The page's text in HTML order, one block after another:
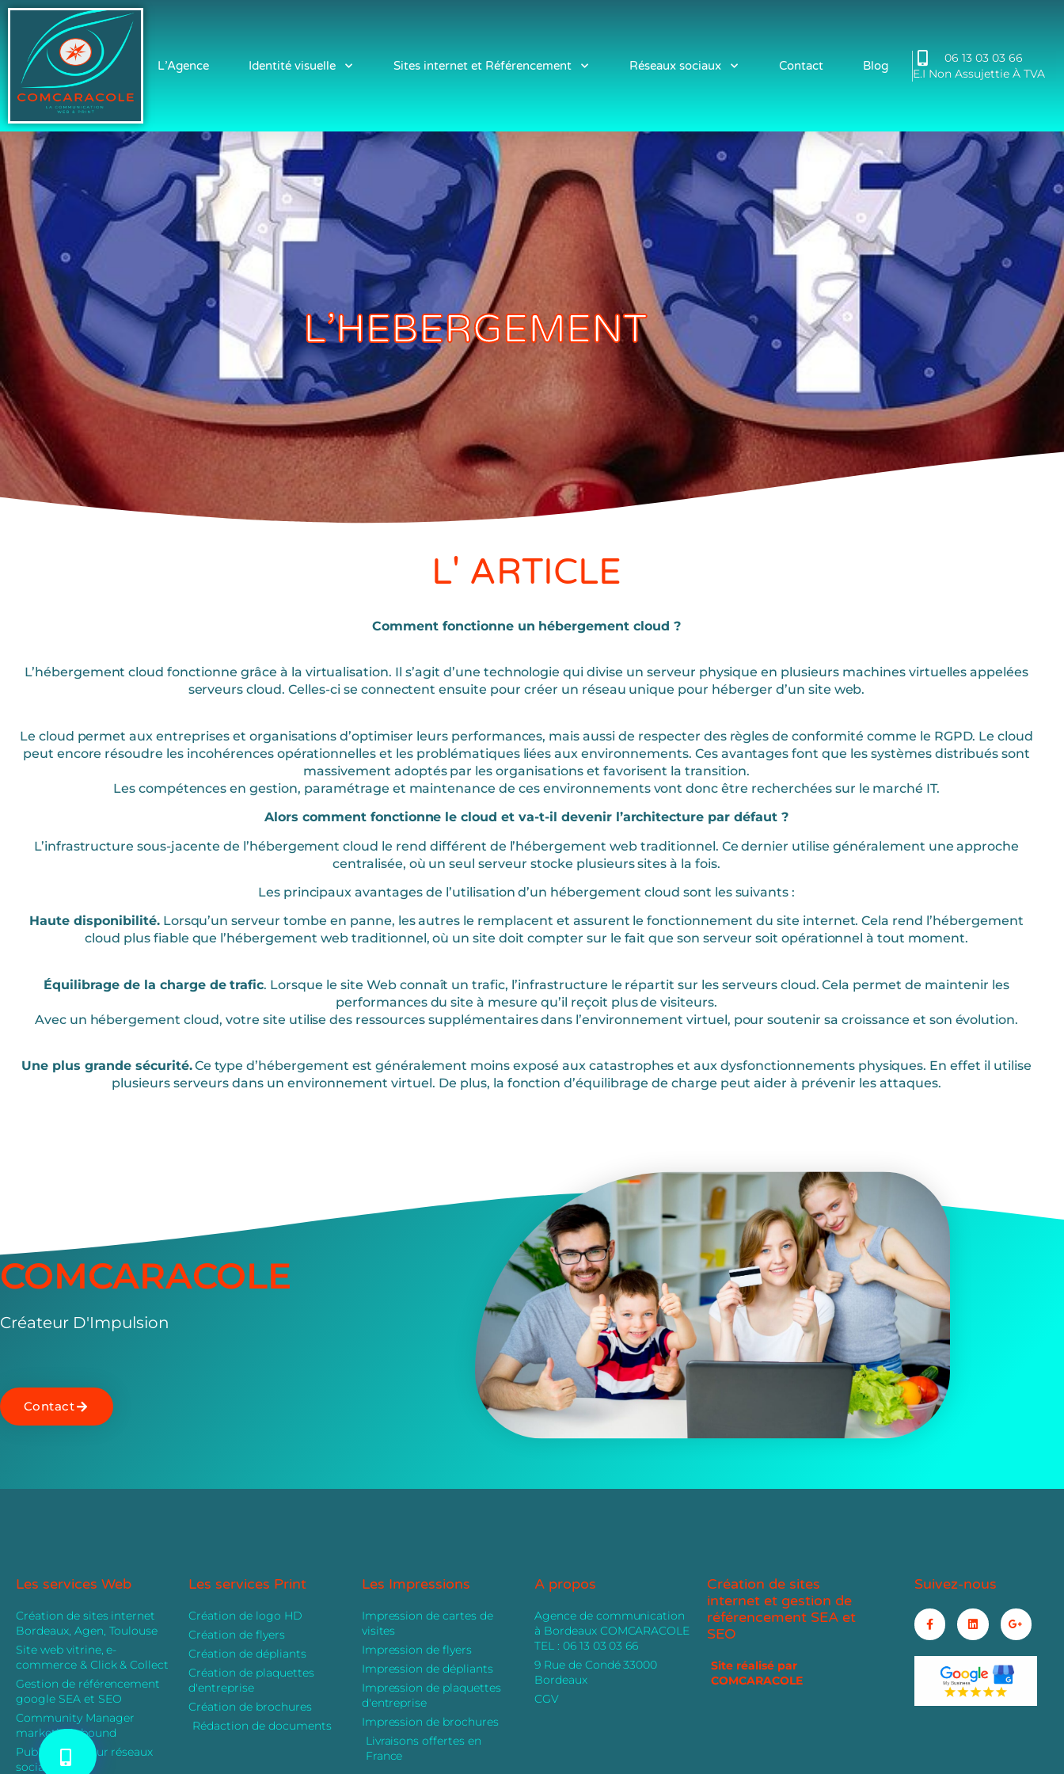
L’Agence Identité visuelle Sites internet et Référencement Réseaux sociaux Contact Blog
06 13 03 03 66
E.I Non Assujettie À TVA
L’HEBERGEMENT
L' ARTICLE
Comment fonctionne un hébergement cloud ?
L’hébergement cloud fonctionne grâce à la virtualisation. Il s’agit d’une technologie qui divise un serveur physique en plusieurs machines virtuelles appelées
serveurs cloud. Celles-ci se connectent ensuite pour créer un réseau unique pour héberger d’un site web.
Le cloud permet aux entreprises et organisations d’optimiser leurs performances, mais aussi de respecter des règles de conformité comme le RGPD. Le cloud
peut encore résoudre les incohérences opérationnelles et les problématiques liées aux environnements. Ces avantages font que les systèmes distribués sont
massivement adoptés par les organisations et favorisent la transition.
Les compétences en gestion, paramétrage et maintenance de ces environnements vont donc être recherchées sur le marché IT.
Alors comment fonctionne le cloud et va-t-il devenir l’architecture par défaut ?
L’infrastructure sous-jacente de l’hébergement cloud le rend différent de l’hébergement web traditionnel. Ce dernier utilise généralement une approche
centralisée, où un seul serveur stocke plusieurs sites à la fois.
Les principaux avantages de l’utilisation d’un hébergement cloud sont les suivants :
Haute disponibilité.Lorsqu’un serveur tombe en panne, les autres le remplacent et assurent le fonctionnement du site internet. Cela rend l’hébergement
cloud plus fiable que l’hébergement web traditionnel, où un site doit compter sur le fait que son serveur soit opérationnel à tout moment.
Équilibrage de la charge de trafic. Lorsque le site Web connaît un trafic, l’infrastructure le répartit sur les serveurs cloud. Cela permet de maintenir les
performances du site à mesure qu’il reçoit plus de visiteurs.
Avec un hébergement cloud, votre site utilise des ressources supplémentaires dans l’environnement virtuel, pour soutenir sa croissance et son évolution.
Une plus grande sécurité.Ce type d’hébergement est généralement moins exposé aux catastrophes et aux dysfonctionnements physiques. En effet il utilise
plusieurs serveurs dans un environnement virtuel. De plus, la fonction d’équilibrage de charge peut aider à prévenir les attaques.
COMCARACOLE
Créateur D'Impulsion
Contact
Les services Web
Création de sites internet
Bordeaux, Agen, Toulouse
Site web vitrine, e-
commerce & Click & Collect
Gestion de référencement
google SEA et SEO
Community Manager
marketig inbound
Publication pour réseaux
sociaux
Les services Print
Création de logo HD
Création de flyers
Création de dépliants
Création de plaquettes
d'entreprise
Création de brochures
Rédaction de documents
Les Impressions
Impression de cartes de
visites
Impression de flyers
Impression de dépliants
Impression de plaquettes
d'entreprise
Impression de brochures
Livraisons offertes en
France
A propos
Agence de communication
à Bordeaux COMCARACOLE
TEL : 06 13 03 03 66
9 Rue de Condé 33000
Bordeaux
CGV
Création de sites
internet et gestion de
référencement SEA et
SEO
Site réalisé par
COMCARACOLE
Suivez-nous